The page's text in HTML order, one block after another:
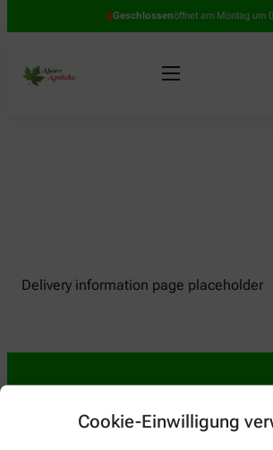
Cookie-Einwilligung
Geschlossenöffnet am Montag um
Delivery information page placeholder